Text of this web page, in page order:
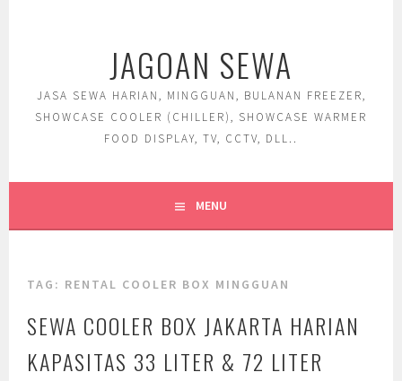
JAGOAN SEWA
JASA SEWA HARIAN, MINGGUAN, BULANAN FREEZER,
SHOWCASE COOLER (CHILLER), SHOWCASE WARMER
FOOD DISPLAY, TV, CCTV, DLL..
MENU
TAG: RENTAL COOLER BOX MINGGUAN
SEWA COOLER BOX JAKARTA HARIAN
KAPASITAS 33 LITER & 72 LITER